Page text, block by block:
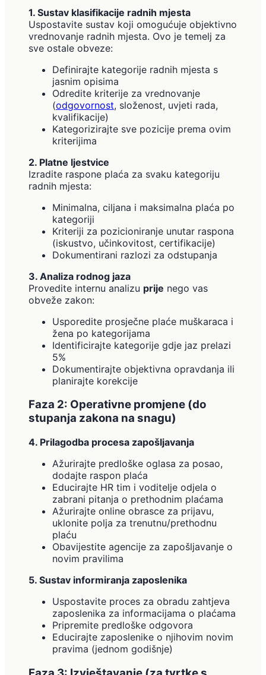
1. Sustav klasifikacije radnih mjesta
Uspostavite sustav koji omogućuje objektivno
vrednovanje radnih mjesta. Ovo je temelj za
sve ostale obveze:
Definirajte kategorije radnih mjesta s
jasnim opisima
Odredite kriterije za vrednovanje
(odgovornost, složenost, uvjeti rada,
kvalifikacije)
Kategorizirajte sve pozicije prema ovim
kriterijima
2. Platne ljestvice
Izradite raspone plaća za svaku kategoriju
radnih mjesta:
Minimalna, ciljana i maksimalna plaća po
kategoriji
Kriteriji za pozicioniranje unutar raspona
(iskustvo, učinkovitost, certifikacije)
Dokumentirani razlozi za odstupanja
3. Analiza rodnog jaza
Provedite internu analizu prije nego vas
obveže zakon:
Usporedite prosječne plaće muškaraca i
žena po kategorijama
Identificirajte kategorije gdje jaz prelazi
5%
Dokumentirajte objektivna opravdanja ili
planirajte korekcije
Faza 2: Operativne promjene (do
stupanja zakona na snagu)
4. Prilagodba procesa zapošljavanja
Ažurirajte predloške oglasa za posao,
dodajte raspon plaća
Educirajte HR tim i voditelje odjela o
zabrani pitanja o prethodnim plaćama
Ažurirajte online obrasce za prijavu,
uklonite polja za trenutnu/prethodnu
plaću
Obavijestite agencije za zapošljavanje o
novim pravilima
5. Sustav informiranja zaposlenika
Uspostavite proces za obradu zahtjeva
zaposlenika za informacijama o plaćama
Pripremite predloške odgovora
Educirajte zaposlenike o njihovim novim
pravima (jednom godišnje)